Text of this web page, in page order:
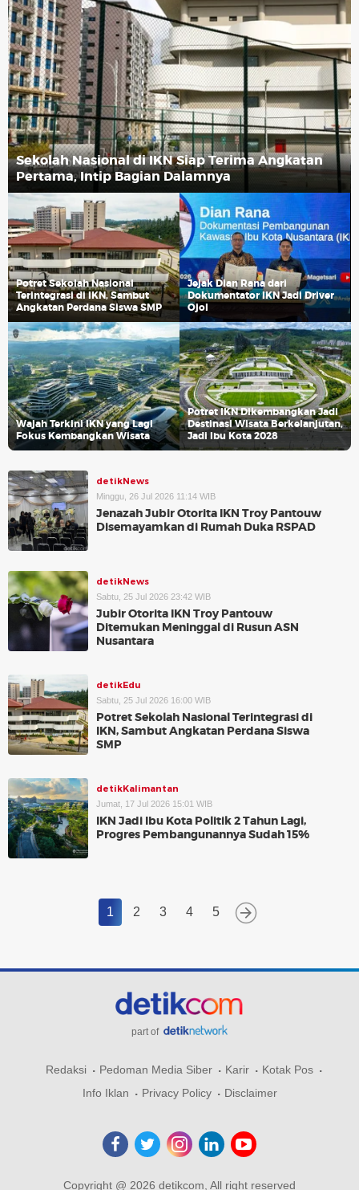
Sekolah Nasional di IKN Siap Terima Angkatan
Pertama, Intip Bagian Dalamnya
Potret Sekolah Nasional
Terintegrasi di IKN, Sambut
Angkatan Perdana Siswa SMP
Jejak Dian Rana dari
Dokumentator IKN Jadi Driver
Ojol
Wajah Terkini IKN yang Lagi
Fokus Kembangkan Wisata
Potret IKN Dikembangkan Jadi
Destinasi Wisata Berkelanjutan,
Jadi Ibu Kota 2028
detikNews
Minggu, 26 Jul 2026 11:14 WIB
Jenazah Jubir Otorita IKN Troy Pantouw
Disemayamkan di Rumah Duka RSPAD
detikNews
Sabtu, 25 Jul 2026 23:42 WIB
Jubir Otorita IKN Troy Pantouw
Ditemukan Meninggal di Rusun ASN
Nusantara
detikEdu
Sabtu, 25 Jul 2026 16:00 WIB
Potret Sekolah Nasional Terintegrasi di
IKN, Sambut Angkatan Perdana Siswa
SMP
detikKalimantan
Jumat, 17 Jul 2026 15:01 WIB
IKN Jadi Ibu Kota Politik 2 Tahun Lagi,
Progres Pembangunannya Sudah 15%
1 2 3 4 5
part of
Redaksi Pedoman Media Siber Karir
Kotak Pos
Info Iklan
Privacy Policy Disclaimer
Copyright @ 2026 detikcom, All right reserved